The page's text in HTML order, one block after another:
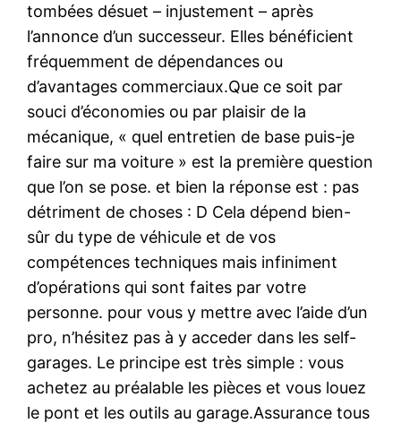
tombées désuet – injustement – après
l’annonce d’un successeur. Elles bénéficient
fréquemment de dépendances ou
d’avantages commerciaux.Que ce soit par
souci d’économies ou par plaisir de la
mécanique, « quel entretien de base puis-je
faire sur ma voiture » est la première question
que l’on se pose. et bien la réponse est : pas
détriment de choses : D Cela dépend bien-
sûr du type de véhicule et de vos
compétences techniques mais infiniment
d’opérations qui sont faites par votre
personne. pour vous y mettre avec l’aide d’un
pro, n’hésitez pas à y acceder dans les self-
garages. Le principe est très simple : vous
achetez au préalable les pièces et vous louez
le pont et les outils au garage.Assurance tous